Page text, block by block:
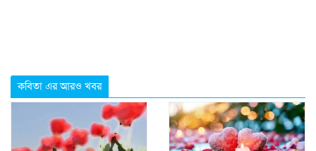
কবিতা এর আরও খবর